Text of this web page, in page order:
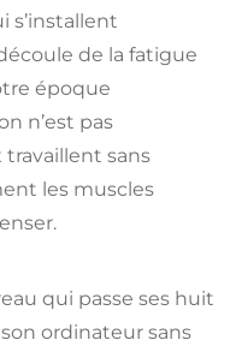
s’installent
de la fatigue
époque
n’est pas
sans
les muscles
qui passe ses huit
ordinateur sans